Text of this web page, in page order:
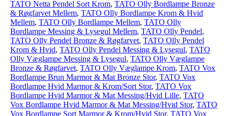
TATO Netta Pendel Sort Krom, TATO Olly Bordlampe Bronze
& Røgfarvet Mellem, TATO Olly Bordlampe Krom & Hvid
Mellem, TATO Olly Bordlampe Mellem, TATO Olly
Bordlampe Messing & Lysegul Mellem, TATO Olly Pendel,
TATO Olly Pendel Bronze & Røgfarvet, TATO Olly Pendel
Krom & Hvid, TATO Olly Pendel Messing & Lysegul, TATO
Olly Væglampe Messing & Lysegul, TATO Olly Væglampe
Bronze & Røgfarvet, TATO Olly Væglampe Krom, TATO Vox
Bordlampe Brun Marmor & Mat Bronze Stor, TATO Vox
Bordlampe Hvid Marmor & Krom/Sort Stor, TATO Vox
Bordlampe Hvid Marmor & Mat Messing/Hvid Lille, TATO
Vox Bordlampe Hvid Marmor & Mat Messing/Hvid Stor, TATO
Vox Bordlampe Sort Marmor & Krom/Hvid Stor, TATO Vox